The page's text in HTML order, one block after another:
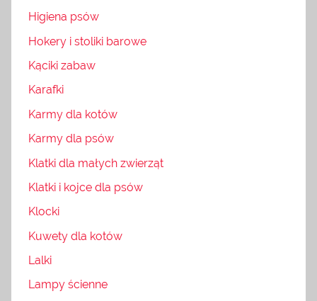
Higiena psów
Hokery i stoliki barowe
Kąciki zabaw
Karafki
Karmy dla kotów
Karmy dla psów
Klatki dla małych zwierząt
Klatki i kojce dla psów
Klocki
Kuwety dla kotów
Lalki
Lampy ścienne